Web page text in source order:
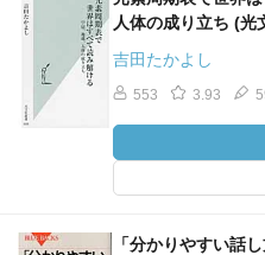
人体の成り立ち (光
吉田たかよし
553 3.93
「分かりやすい話